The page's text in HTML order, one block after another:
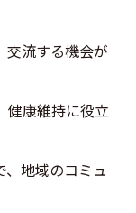
交流する機会が
健康維持に役立
地域のコミュ